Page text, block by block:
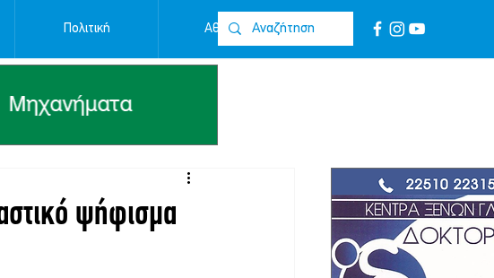
Πολιτική Αθλητικά Επικοινωνία
ψήφισμα